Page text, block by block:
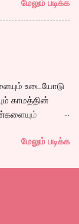
இம்முறை
மேலும் படிக்க
உடையோடு
காமத்தின்
பாம்புத்
கவிதை by
மேலும் படிக்க